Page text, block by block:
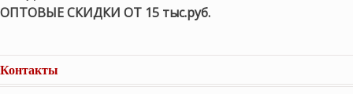
ОПТОВЫЕ СКИДКИ ОТ 15 тыс.руб.
Контакты